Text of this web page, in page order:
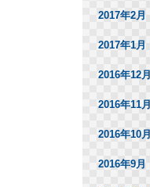
2017年2月
2017年1月
2016年12月
2016年11月
2016年10月
2016年9月